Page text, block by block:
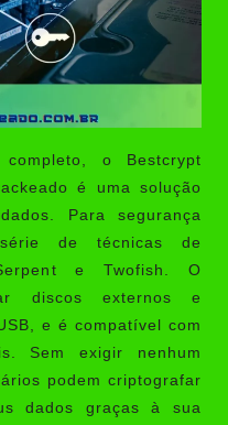
completo, o
Bestcrypt
é uma solução
Para segurança
de técnicas de
e Twofish. O
discos externos e
e é compatível com
Sem exigir nenhum
podem criptografar
dados graças à sua